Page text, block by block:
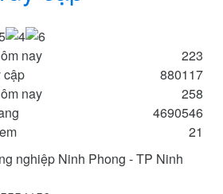
nay
223
cập
880117
nay
258
4690546
21
nghiệp Ninh Phong - TP Ninh